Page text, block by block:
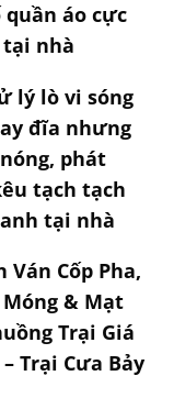
quần áo cực
nhà
lý lò vi sóng
đĩa nhưng
phát
tạch tạch
tại nhà
Ván Cốp Pha,
Móng & Mạt
Trại Giá
Trại Cưa Bảy